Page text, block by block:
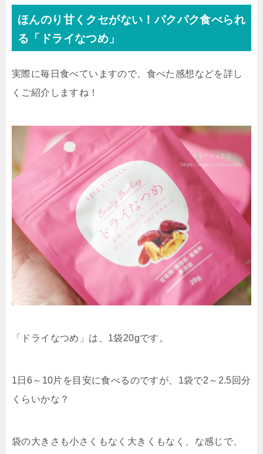
ほんのり甘くクセがない！パクパク食べられ
る「ドライなつめ」
実際に毎日食べていますので、食べた感想などを詳し
くご紹介しますね！
「ドライなつめ」は、1袋20gです。
1日6～10片を目安に食べるのですが、1袋で2～2.5回分
くらいかな？
袋の大きさも小さくもなく大きくもなく、な感じで、